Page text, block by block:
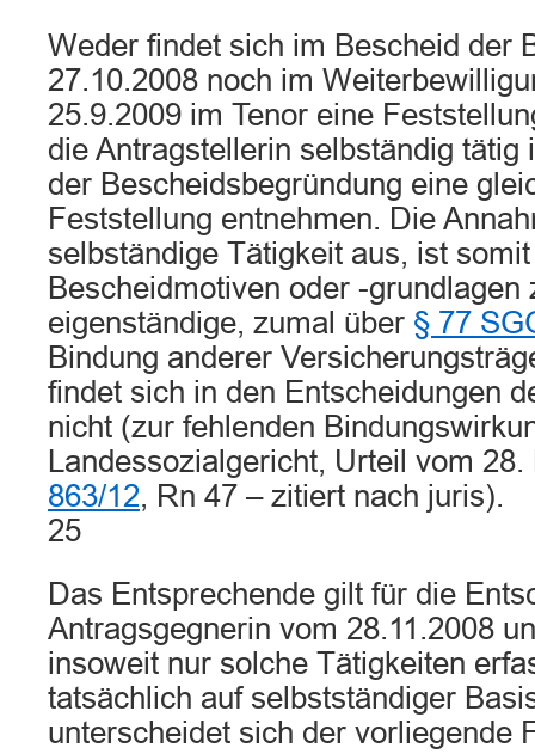
Weder findet sich im Bescheid der
27.10.2008 noch im
25.9.2009 im Tenor eine
die Antragstellerin selbständig tätig
der Bescheidsbegründung eine
Feststellung entnehmen. Die
selbständige Tätigkeit aus, ist
Bescheidmotiven oder -grundlagen
eigenständige, zumal über § 77
Bindung anderer
findet sich in den Entscheidungen
nicht (zur fehlenden
Landessozialgericht, Urteil vom
863/12, Rn 47 – zitiert nach juris).
25
Das Entsprechende gilt für die
Antragsgegnerin vom 28.11.2008
insoweit nur solche Tätigkeiten
tatsächlich auf selbstständiger
unterscheidet sich der vorliegende